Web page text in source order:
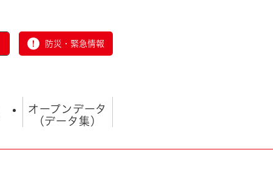
防災・緊急情報
オープンデータ
（データ集）